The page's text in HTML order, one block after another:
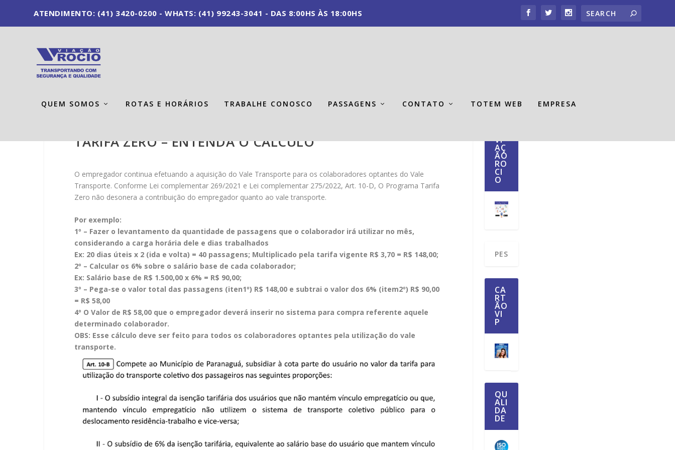
ATENDIMENTO: (41) 3420-0200 - WHATS: (41) 99243-3041 - DAS 8:00HS ÀS 18:00HS
QUEM SOMOS ROTAS E HORÁRIOS TRABALHE CONOSCO PASSAGENS CONTATO TOTEM WEB EMPRESA
TARIFA ZERO – ENTENDA O CÁLCULO
O empregador continua efetuando a aquisição do Vale Transporte para os colaboradores optantes do Vale
Transporte. Conforme Lei complementar 269/2021 e Lei complementar 275/2022, Art. 10-D, O Programa Tarifa
Zero não desonera a contribuição do empregador quanto ao vale transporte.
Por exemplo:
1º – Fazer o levantamento da quantidade de passagens que o colaborador irá utilizar no mês,
considerando a carga horária dele e dias trabalhados
Ex: 20 dias úteis x 2 (ida e volta) = 40 passagens; Multiplicado pela tarifa vigente R$ 3,70 = R$ 148,00;
2º – Calcular os 6% sobre o salário base de cada colaborador;
Ex: Salário base de R$ 1.500,00 x 6% = R$ 90,00;
3º – Pega-se o valor total das passagens (iten1º) R$ 148,00 e subtrai o valor dos 6% (item2º) R$ 90,00
= R$ 58,00
4º O Valor de R$ 58,00 que o empregador deverá inserir no sistema para compra referente aquele
determinado colaborador.
OBS: Esse cálculo deve ser feito para todos os colaboradores optantes pela utilização do vale
transporte.
VI
AÇ
ÃO
RO
CI
O
CA
RT
ÃO
VI
P
QU
ALI
DA
DE